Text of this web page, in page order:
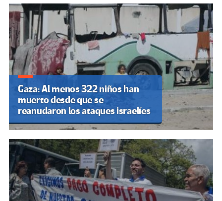
Gaza: Al menos 322 niños han
muerto desde que se
reanudaron los ataques israelíes